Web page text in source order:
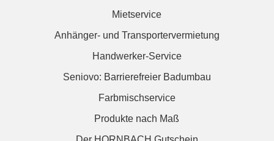
Mietservice
Anhänger- und Transportervermietung
Handwerker-Service
Seniovo: Barrierefreier Badumbau
Farbmischservice
Produkte nach Maß